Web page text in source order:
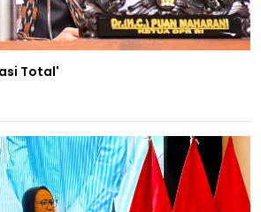
Total'